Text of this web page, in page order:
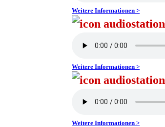
Weitere Informationen >
Weitere Informationen >
Weitere Informationen >